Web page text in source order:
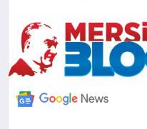
ILETİŞİM
KÜNYE